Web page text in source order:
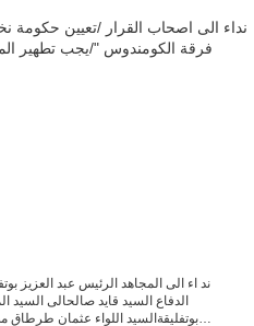
ند اء الى المجاهد الرئيس عبد العزيز
الدفاع السيد قايد صالحالى
بوتفليقةالسيد اللواء عثمان